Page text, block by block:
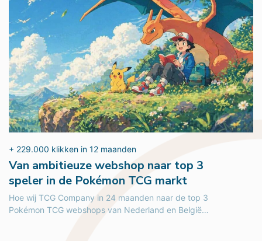
+ 229.000 klikken in 12 maanden
Van ambitieuze webshop naar top 3
speler in de Pokémon TCG markt
Hoe wij TCG Company in 24 maanden naar de top 3
Pokémon TCG webshops van Nederland en België